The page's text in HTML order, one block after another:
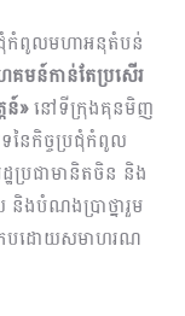
ជុំកំពូលមហាអនុតំបន់
មន៍កាន់តែប្រសើរ
ន៍»នៅទីក្រុងគុនមិញ
នៃកិច្ចប្រជុំកំពូល
ឋប្រជាមានិតចិន និង
ងបំណងប្រាថ្នារួម
កបដោយសមាហរណ